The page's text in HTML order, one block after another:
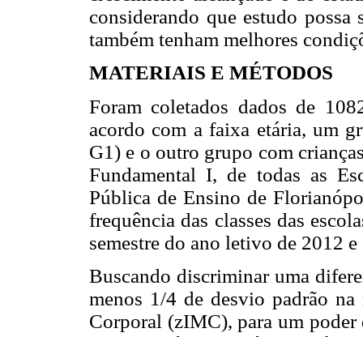
considerando que estudo
também tenham melhores
MATERIAIS E MÉTODOS
Foram coletados dados de
acordo com a faixa etária, um
G1) e o outro grupo com
Fundamental I, de todas as
Pública de Ensino de
frequência das classes das
semestre do ano letivo de 2012
Buscando discriminar uma
menos 1/4 de desvio padrão
Corporal (zIMC), para um poder